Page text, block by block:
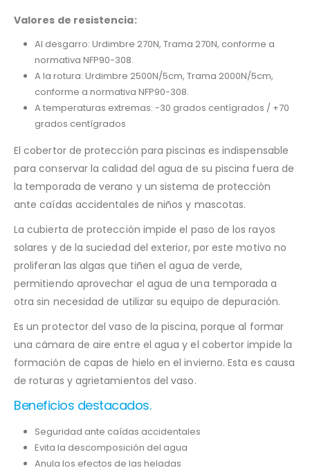
Valores de resistencia:
Al desgarro: Urdimbre 270N, Trama 270N, conforme a
normativa NFP90-308.
A la rotura: Urdimbre 2500N/5cm, Trama 2000N/5cm,
conforme a normativa NFP90-308.
A temperaturas extremas: -30 grados centígrados / +70
grados centígrados
El cobertor de protección para piscinas es indispensable
para conservar la calidad del agua de su piscina fuera de
la temporada de verano y un sistema de protección
ante caídas accidentales de niños y mascotas.
La cubierta de protección impide el paso de los rayos
solares y de la suciedad del exterior, por este motivo no
proliferan las algas que tiñen el agua de verde,
permitiendo aprovechar el agua de una temporada a
otra sin necesidad de utilizar su equipo de depuración.
Es un protector del vaso de la piscina, porque al formar
una cámara de aire entre el agua y el cobertor impide la
formación de capas de hielo en el invierno. Esta es causa
de roturas y agrietamientos del vaso.
Beneficios destacados.
Seguridad ante caídas accidentales
Evita la descomposición del agua
Anula los efectos de las heladas